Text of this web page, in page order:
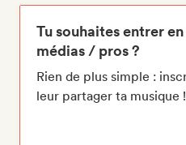
Tu souhaites entrer
médias / pros ?
Rien de plus simple :
leur partager ta musique !